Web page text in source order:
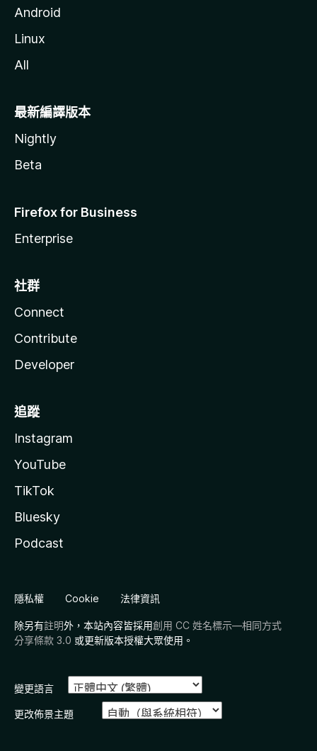
Android
Linux
All
最新編譯版本
Nightly
Beta
Firefox for Business
Enterprise
社群
Connect
Contribute
Developer
追蹤
Instagram
YouTube
TikTok
Bluesky
Podcast
隱私權 Cookie 法律資訊
除另有註明外，本站內容皆採用創用 CC 姓名標示—相同方式
分享條款 3.0 或更新版本授權大眾使用。
變更語言
更改佈景主題